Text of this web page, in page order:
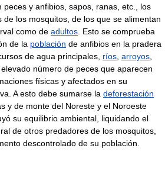
peces y anfibios, sapos, ranas, etc., los
de los mosquitos, de los que se alimentan
como de adultos. Esto se comprueba
de la población de anfibios en la pradera
de agua principales, ríos, arroyos,
número de peces que aparecen
físicas y afectados en su
A esto debe sumarse la deforestación
y de monte del Noreste y el Noroeste
su equilibrio ambiental, liquidando el
de otros predadores de los mosquitos,
descontrolado de su población.